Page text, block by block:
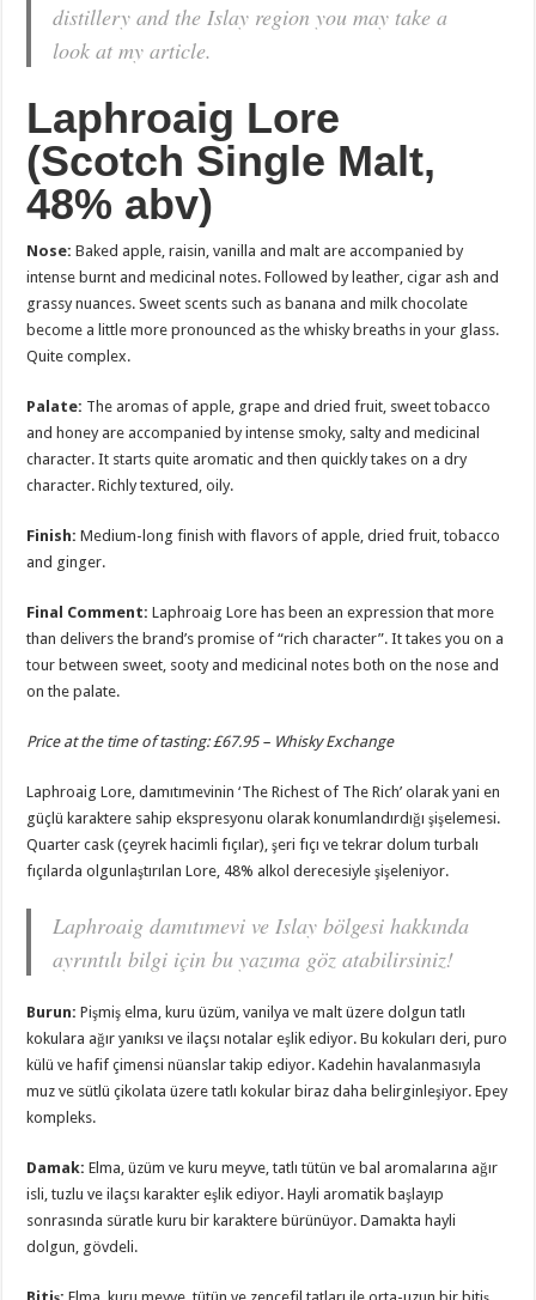
distillery and the Islay region you may take a
look at my article.
Laphroaig Lore
(Scotch Single Malt,
48% abv)
Nose: Baked apple, raisin, vanilla and malt are accompanied by
intense burnt and medicinal notes. Followed by leather, cigar ash and
grassy nuances. Sweet scents such as banana and milk chocolate
become a little more pronounced as the whisky breaths in your glass.
Quite complex.
Palate: The aromas of apple, grape and dried fruit, sweet tobacco
and honey are accompanied by intense smoky, salty and medicinal
character. It starts quite aromatic and then quickly takes on a dry
character. Richly textured, oily.
Finish:Medium-long finish with flavors of apple, dried fruit, tobacco
and ginger.
Final Comment:Laphroaig Lore has been an expression that more
than delivers the brand’s promise of “rich character”. It takes you on a
tour between sweet, sooty and medicinal notes both on the nose and
on the palate.
Price at the time of tasting: £67.95 – Whisky Exchange
Laphroaig Lore, damıtımevinin ‘The Richest of The Rich’ olarak yani en
güçlü karaktere sahip ekspresyonu olarak konumlandırdığı şişelemesi.
Quarter cask (çeyrek hacimli fıçılar), şeri fıçı ve tekrar dolum turbalı
fıçılarda olgunlaştırılan Lore, 48% alkol derecesiyle şişeleniyor.
Laphroaig damıtımevi ve Islay bölgesi hakkında
ayrıntılı bilgi için bu yazıma göz atabilirsiniz!
Burun: Pişmiş elma, kuru üzüm, vanilya ve malt üzere dolgun tatlı
kokulara ağır yanıksı ve ilaçsı notalar eşlik ediyor. Bu kokuları deri, puro
külü ve hafif çimensi nüanslar takip ediyor. Kadehin havalanmasıyla
muz ve sütlü çikolata üzere tatlı kokular biraz daha belirginleşiyor. Epey
kompleks.
Damak:Elma, üzüm ve kuru meyve, tatlı tütün ve bal aromalarına ağır
isli, tuzlu ve ilaçsı karakter eşlik ediyor. Hayli aromatik başlayıp
sonrasında süratle kuru bir karaktere bürünüyor. Damakta hayli
dolgun, gövdeli.